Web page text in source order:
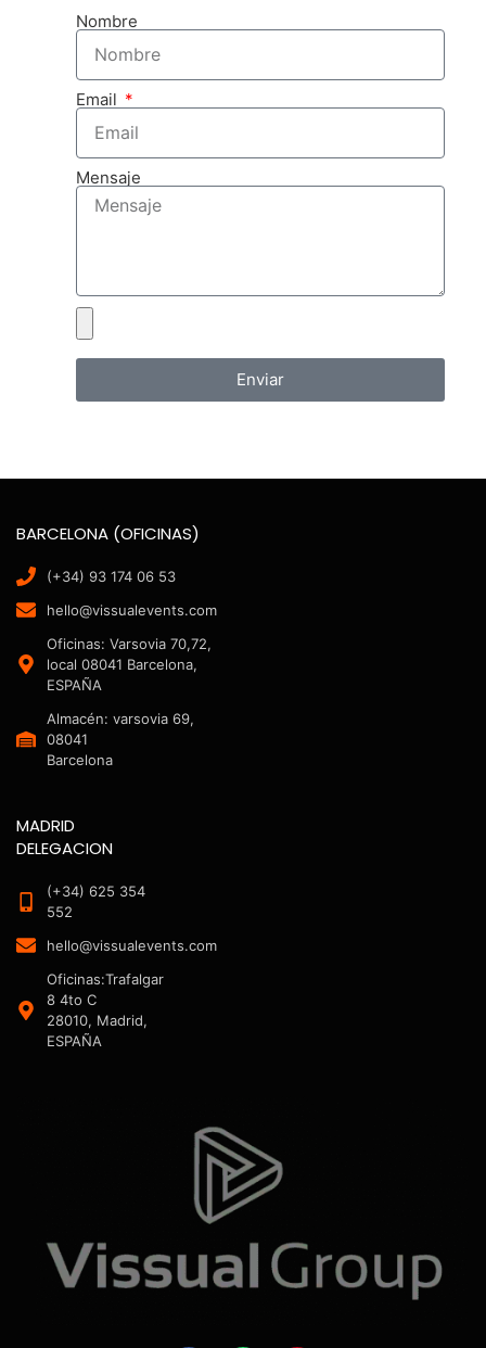
Nombre
Email
Mensaje
Enviar
BARCELONA (OFICINAS)
(+34) 93 174 06 53
hello@vissualevents.com
Oficinas: Varsovia 70,72,
local 08041 Barcelona,
ESPAÑA
Almacén: varsovia 69,
08041
Barcelona
MADRID
DELEGACION
(+34) 625 354
552
hello@vissualevents.com
Oficinas:Trafalgar
8 4to C
28010, Madrid,
ESPAÑA